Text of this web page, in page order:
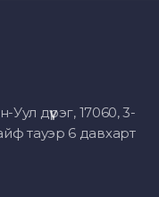
дүүрэг, 17060, 3-
тауэр 6 давхарт